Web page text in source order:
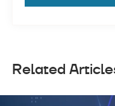
Related